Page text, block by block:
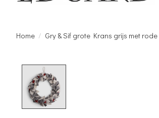
Home / Gry & Sif grote Krans grijs met